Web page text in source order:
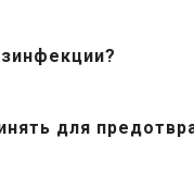
для